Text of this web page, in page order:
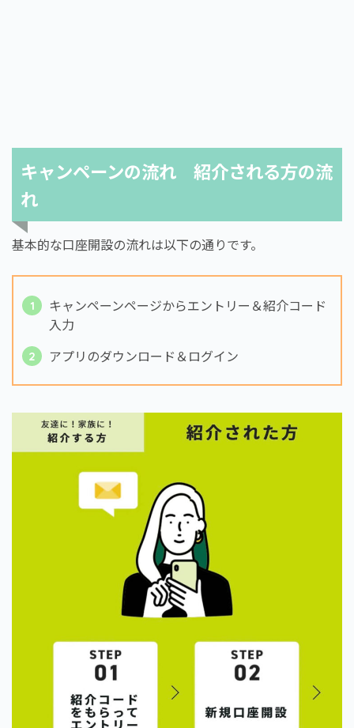
キャンペーンの流れ 紹介される方の流
れ
基本的な口座開設の流れは以下の通りです。
キャンペーンページからエントリー＆紹介コード
入力
アプリのダウンロード＆ログイン